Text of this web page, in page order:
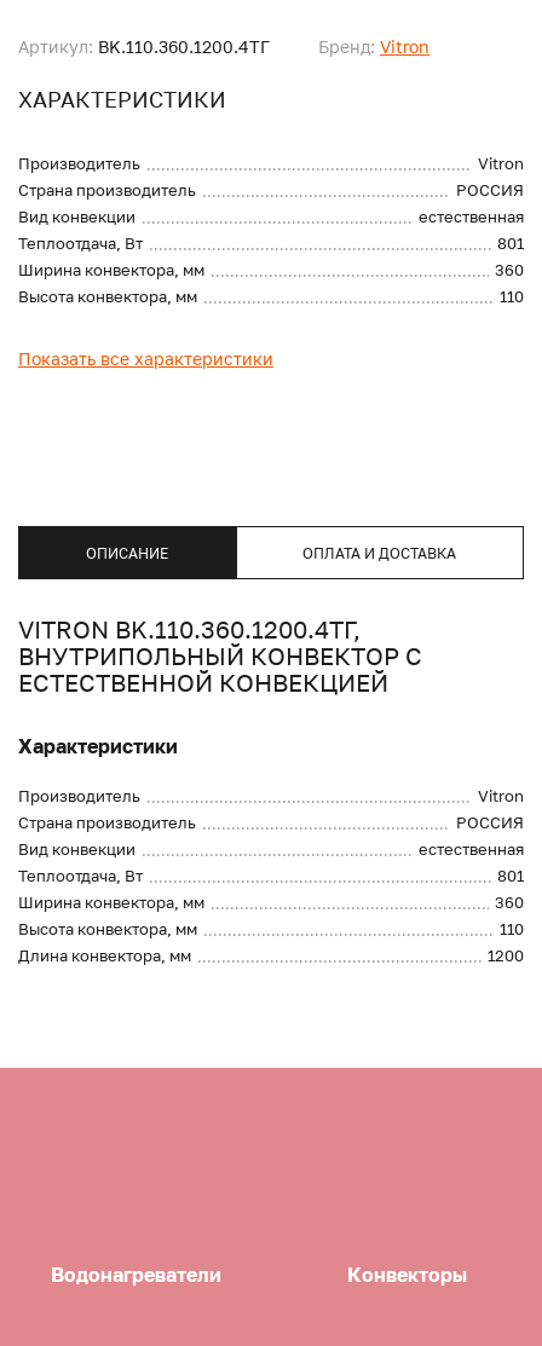
Артикул: BK.110.360.1200.4ТГ Бренд: Vitron
ХАРАКТЕРИСТИКИ
Производитель
Vitron
Страна производитель
РОССИЯ
Вид конвекции
естественная
Теплоотдача, Вт
801
Ширина конвектора, мм
360
Высота конвектора, мм
110
Показать все характеристики
ОПИСАНИЕ ОПЛАТА И ДОСТАВКА
VITRON BK.110.360.1200.4ТГ,
ВНУТРИПОЛЬНЫЙ КОНВЕКТОР С
ЕСТЕСТВЕННОЙ КОНВЕКЦИЕЙ
Характеристики
Производитель
Vitron
Страна производитель
РОССИЯ
Вид конвекции
естественная
Теплоотдача, Вт
801
Ширина конвектора, мм
360
Высота конвектора, мм
110
Длина конвектора, мм
1200
Водонагреватели Конвекторы